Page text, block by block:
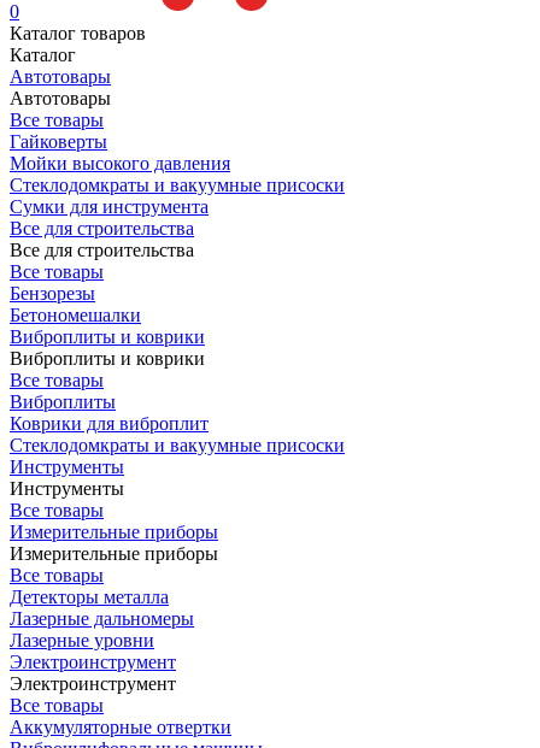
0
Каталог товаров
Каталог
Автотовары
Автотовары
Все товары
Гайковерты
Мойки высокого давления
Стеклодомкраты и вакуумные присоски
Сумки для инструмента
Все для строительства
Все для строительства
Все товары
Бензорезы
Бетономешалки
Виброплиты и коврики
Виброплиты и коврики
Все товары
Виброплиты
Коврики для виброплит
Стеклодомкраты и вакуумные присоски
Инструменты
Инструменты
Все товары
Измерительные приборы
Измерительные приборы
Все товары
Детекторы металла
Лазерные дальномеры
Лазерные уровни
Электроинструмент
Электроинструмент
Все товары
Аккумуляторные отвертки